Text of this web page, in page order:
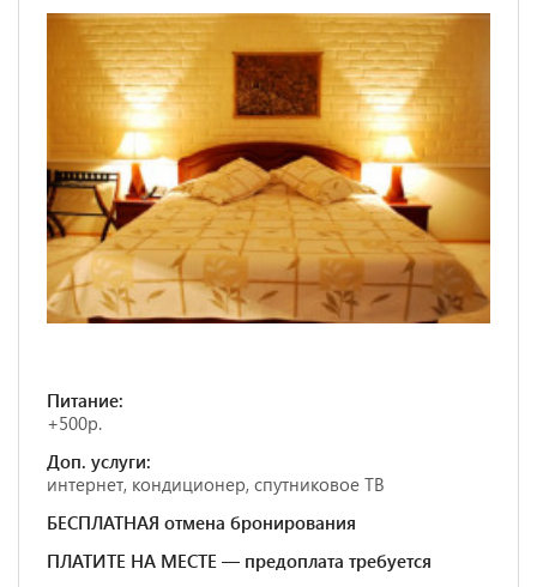
Питание:
+500р.
Доп. услуги:
интернет, кондиционер, спутниковое ТВ
БЕСПЛАТНАЯ отмена бронирования
ПЛАТИТЕ НА МЕСТЕ — предоплата требуется